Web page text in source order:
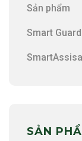
Sản phẩm
Smart Guard
SẢN